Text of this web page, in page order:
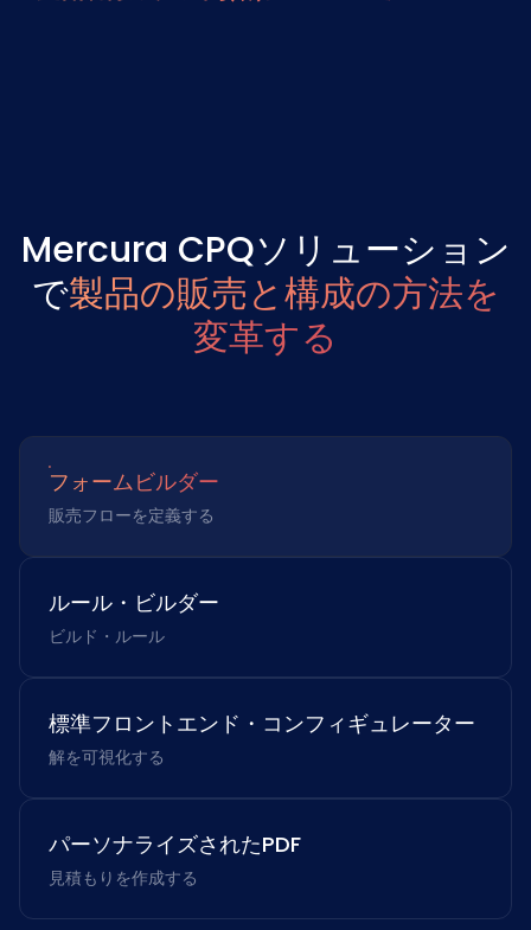
Mercura CPQソリューション
で製品の販売と構成の方法を
変革する
フォームビルダー
販売フローを定義する
ルール・ビルダー
ビルド・ルール
標準フロントエンド・コンフィギュレーター
解を可視化する
パーソナライズされたPDF
見積もりを作成する